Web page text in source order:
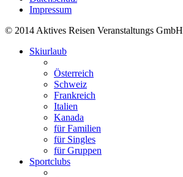
Impressum
© 2014 Aktives Reisen Veranstaltungs GmbH
Skiurlaub
Österreich
Schweiz
Frankreich
Italien
Kanada
für Familien
für Singles
für Gruppen
Sportclubs